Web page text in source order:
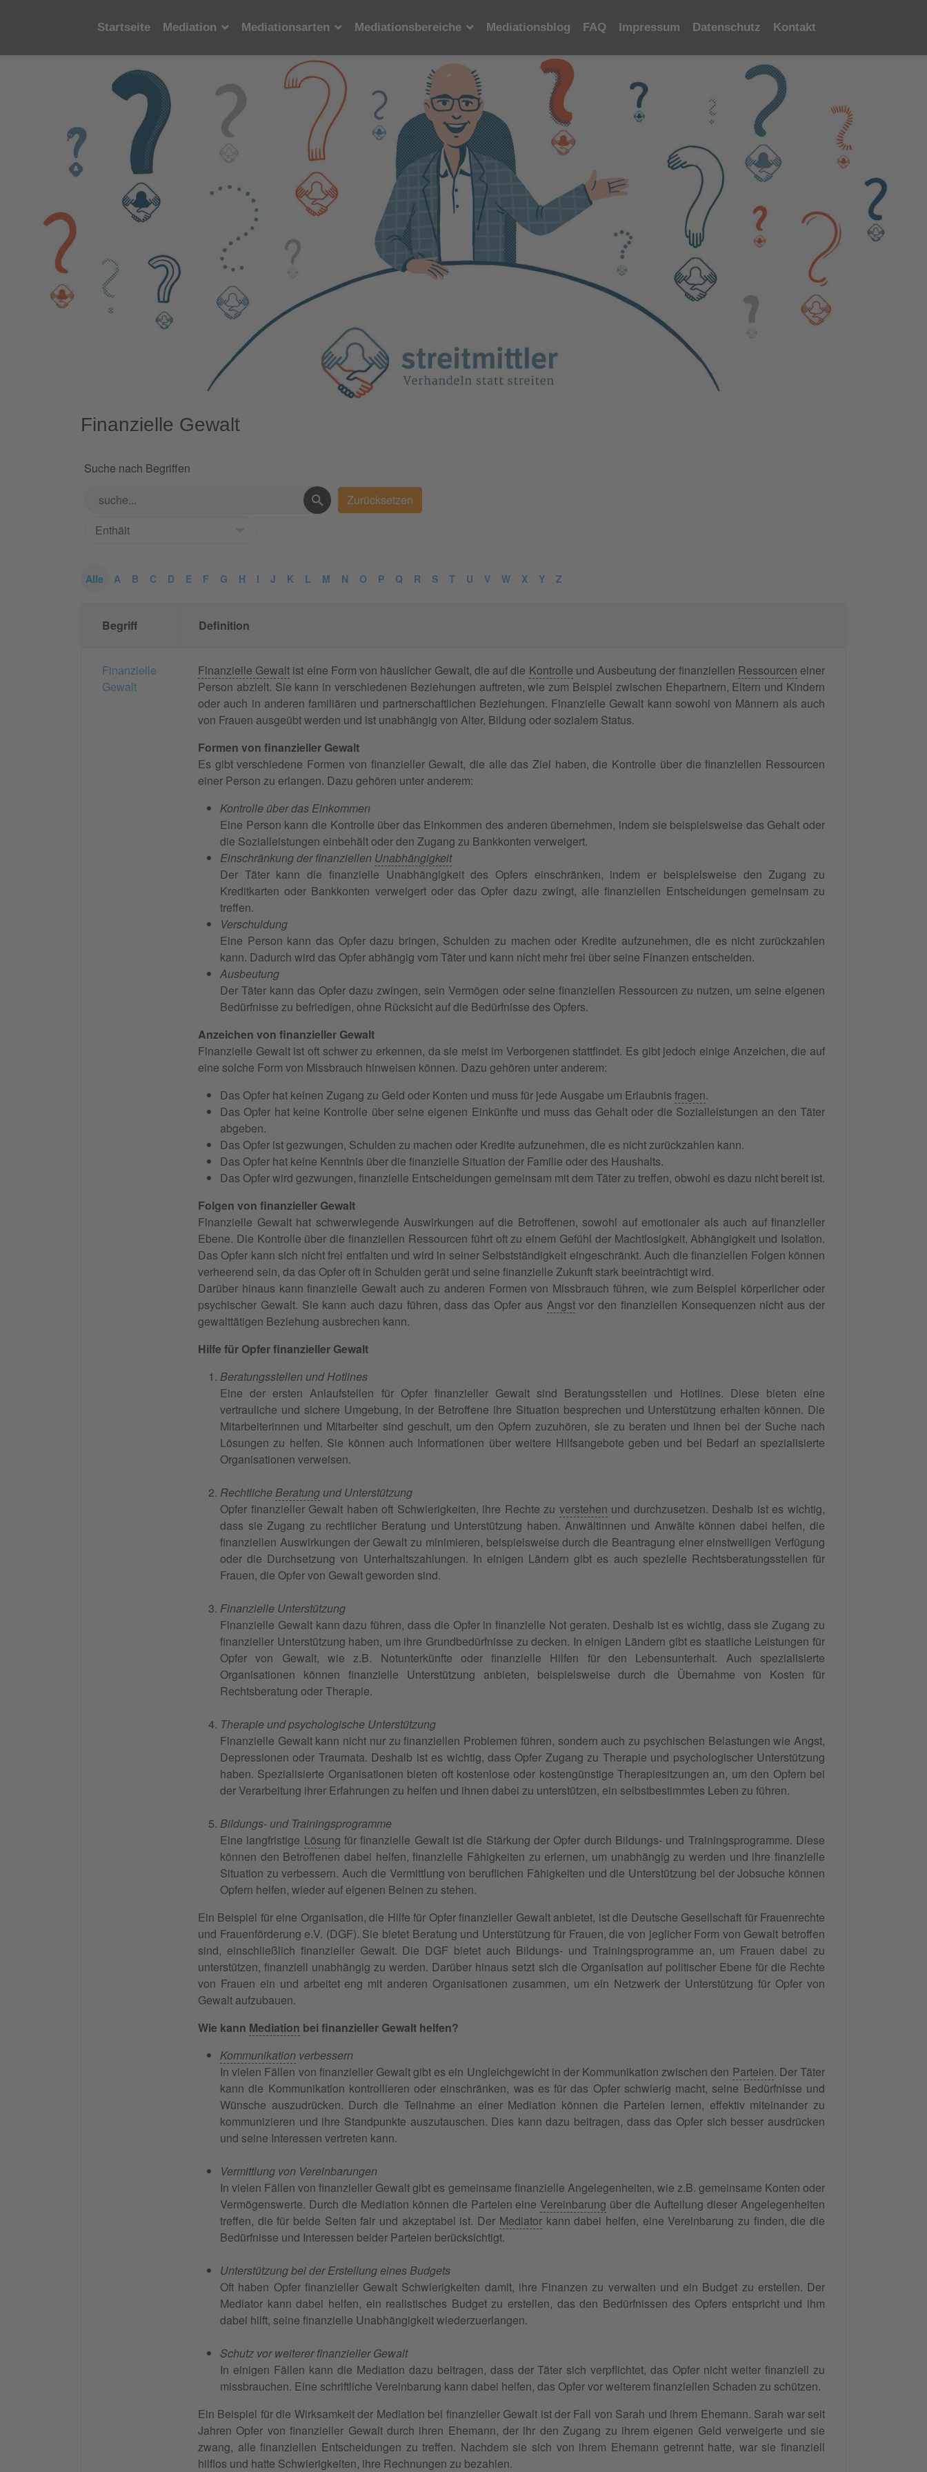
Startseite Mediation Mediationsarten Mediationsbereiche Mediationsblog FAQ Impressum Datenschutz Kontakt
Finanzielle Gewalt
Suche nach Begriffen
Alle A B C D E F G H I J K L M N O P Q R S T U V W X Y Z
Begriff Definition
Finanzielle
Gewalt
Finanzielle Gewalt ist eine Form von häuslicher Gewalt, die auf die Kontrolle und Ausbeutung der finanziellen Ressourcen einer
Person abzielt. Sie kann in verschiedenen Beziehungen auftreten, wie zum Beispiel zwischen Ehepartnern, Eltern und Kindern
oder auch in anderen familiären und partnerschaftlichen Beziehungen. Finanzielle Gewalt kann sowohl von Männern als auch
von Frauen ausgeübt werden und ist unabhängig von Alter, Bildung oder sozialem Status.
Formen von finanzieller Gewalt
Es gibt verschiedene Formen von finanzieller Gewalt, die alle das Ziel haben, die Kontrolle über die finanziellen Ressourcen
einer Person zu erlangen. Dazu gehören unter anderem:
Kontrolle über das Einkommen
Eine Person kann die Kontrolle über das Einkommen des anderen übernehmen, indem sie beispielsweise das Gehalt oder
die Sozialleistungen einbehält oder den Zugang zu Bankkonten verweigert.
Einschränkung der finanziellen Unabhängigkeit
Der Täter kann die finanzielle Unabhängigkeit des Opfers einschränken, indem er beispielsweise den Zugang zu
Kreditkarten oder Bankkonten verweigert oder das Opfer dazu zwingt, alle finanziellen Entscheidungen gemeinsam zu
treffen.
Verschuldung
Eine Person kann das Opfer dazu bringen, Schulden zu machen oder Kredite aufzunehmen, die es nicht zurückzahlen
kann. Dadurch wird das Opfer abhängig vom Täter und kann nicht mehr frei über seine Finanzen entscheiden.
Ausbeutung
Der Täter kann das Opfer dazu zwingen, sein Vermögen oder seine finanziellen Ressourcen zu nutzen, um seine eigenen
Bedürfnisse zu befriedigen, ohne Rücksicht auf die Bedürfnisse des Opfers.
Anzeichen von finanzieller Gewalt
Finanzielle Gewalt ist oft schwer zu erkennen, da sie meist im Verborgenen stattfindet. Es gibt jedoch einige Anzeichen, die auf
eine solche Form von Missbrauch hinweisen können. Dazu gehören unter anderem:
Das Opfer hat keinen Zugang zu Geld oder Konten und muss für jede Ausgabe um Erlaubnis fragen.
Das Opfer hat keine Kontrolle über seine eigenen Einkünfte und muss das Gehalt oder die Sozialleistungen an den Täter
abgeben.
Das Opfer ist gezwungen, Schulden zu machen oder Kredite aufzunehmen, die es nicht zurückzahlen kann.
Das Opfer hat keine Kenntnis über die finanzielle Situation der Familie oder des Haushalts.
Das Opfer wird gezwungen, finanzielle Entscheidungen gemeinsam mit dem Täter zu treffen, obwohl es dazu nicht bereit ist.
Folgen von finanzieller Gewalt
Finanzielle Gewalt hat schwerwiegende Auswirkungen auf die Betroffenen, sowohl auf emotionaler als auch auf finanzieller
Ebene. Die Kontrolle über die finanziellen Ressourcen führt oft zu einem Gefühl der Machtlosigkeit, Abhängigkeit und Isolation.
Das Opfer kann sich nicht frei entfalten und wird in seiner Selbstständigkeit eingeschränkt. Auch die finanziellen Folgen können
verheerend sein, da das Opfer oft in Schulden gerät und seine finanzielle Zukunft stark beeinträchtigt wird.
Darüber hinaus kann finanzielle Gewalt auch zu anderen Formen von Missbrauch führen, wie zum Beispiel körperlicher oder
psychischer Gewalt. Sie kann auch dazu führen, dass das Opfer aus Angstvor den finanziellen Konsequenzen nicht aus der
gewalttätigen Beziehung ausbrechen kann.
Hilfe für Opfer finanzieller Gewalt
Beratungsstellen und Hotlines
Eine der ersten Anlaufstellen für Opfer finanzieller Gewalt sind Beratungsstellen und Hotlines. Diese bieten eine
vertrauliche und sichere Umgebung, in der Betroffene ihre Situation besprechen und Unterstützung erhalten können. Die
Mitarbeiterinnen und Mitarbeiter sind geschult, um den Opfern zuzuhören, sie zu beraten und ihnen bei der Suche nach
Lösungen zu helfen. Sie können auch Informationen über weitere Hilfsangebote geben und bei Bedarf an spezialisierte
Organisationen verweisen.
RechtlicheBeratung und Unterstützung
Opfer finanzieller Gewalt haben oft Schwierigkeiten, ihre Rechte zu verstehen und durchzusetzen. Deshalb ist es wichtig,
dass sie Zugang zu rechtlicher Beratung und Unterstützung haben. Anwältinnen und Anwälte können dabei helfen, die
finanziellen Auswirkungen der Gewalt zu minimieren, beispielsweise durch die Beantragung einer einstweiligen Verfügung
oder die Durchsetzung von Unterhaltszahlungen. In einigen Ländern gibt es auch spezielle Rechtsberatungsstellen für
Frauen, die Opfer von Gewalt geworden sind.
Finanzielle Unterstützung
Finanzielle Gewalt kann dazu führen, dass die Opfer in finanzielle Not geraten. Deshalb ist es wichtig, dass sie Zugang zu
finanzieller Unterstützung haben, um ihre Grundbedürfnisse zu decken. In einigen Ländern gibt es staatliche Leistungen für
Opfer von Gewalt, wie z.B. Notunterkünfte oder finanzielle Hilfen für den Lebensunterhalt. Auch spezialisierte
Organisationen können finanzielle Unterstützung anbieten, beispielsweise durch die Übernahme von Kosten für
Rechtsberatung oder Therapie.
Therapie und psychologische Unterstützung
Finanzielle Gewalt kann nicht nur zu finanziellen Problemen führen, sondern auch zu psychischen Belastungen wie Angst,
Depressionen oder Traumata. Deshalb ist es wichtig, dass Opfer Zugang zu Therapie und psychologischer Unterstützung
haben. Spezialisierte Organisationen bieten oft kostenlose oder kostengünstige Therapiesitzungen an, um den Opfern bei
der Verarbeitung ihrer Erfahrungen zu helfen und ihnen dabei zu unterstützen, ein selbstbestimmtes Leben zu führen.
Bildungs- und Trainingsprogramme
Eine langfristige Lösung für finanzielle Gewalt ist die Stärkung der Opfer durch Bildungs- und Trainingsprogramme. Diese
können den Betroffenen dabei helfen, finanzielle Fähigkeiten zu erlernen, um unabhängig zu werden und ihre finanzielle
Situation zu verbessern. Auch die Vermittlung von beruflichen Fähigkeiten und die Unterstützung bei der Jobsuche können
Opfern helfen, wieder auf eigenen Beinen zu stehen.
Ein Beispiel für eine Organisation, die Hilfe für Opfer finanzieller Gewalt anbietet, ist die Deutsche Gesellschaft für Frauenrechte
und Frauenförderung e.V. (DGF). Sie bietet Beratung und Unterstützung für Frauen, die von jeglicher Form von Gewalt betroffen
sind, einschließlich finanzieller Gewalt. Die DGF bietet auch Bildungs- und Trainingsprogramme an, um Frauen dabei zu
unterstützen, finanziell unabhängig zu werden. Darüber hinaus setzt sich die Organisation auf politischer Ebene für die Rechte
von Frauen ein und arbeitet eng mit anderen Organisationen zusammen, um ein Netzwerk der Unterstützung für Opfer von
Gewalt aufzubauen.
Wie kann Mediation bei finanzieller Gewalt helfen?
Kommunikation verbessern
In vielen Fällen von finanzieller Gewalt gibt es ein Ungleichgewicht in der Kommunikation zwischen den Parteien. Der Täter
kann die Kommunikation kontrollieren oder einschränken, was es für das Opfer schwierig macht, seine Bedürfnisse und
Wünsche auszudrücken. Durch die Teilnahme an einer Mediation können die Parteien lernen, effektiv miteinander zu
kommunizieren und ihre Standpunkte auszutauschen. Dies kann dazu beitragen, dass das Opfer sich besser ausdrücken
und seine Interessen vertreten kann.
Vermittlung von Vereinbarungen
In vielen Fällen von finanzieller Gewalt gibt es gemeinsame finanzielle Angelegenheiten, wie z.B. gemeinsame Konten oder
Vermögenswerte. Durch die Mediation können die Parteien eine Vereinbarung über die Aufteilung dieser Angelegenheiten
treffen, die für beide Seiten fair und akzeptabel ist. Der Mediatorkann dabei helfen, eine Vereinbarung zu finden, die die
Bedürfnisse und Interessen beider Parteien berücksichtigt.
Unterstützung bei der Erstellung eines Budgets
Oft haben Opfer finanzieller Gewalt Schwierigkeiten damit, ihre Finanzen zu verwalten und ein Budget zu erstellen. Der
Mediator kann dabei helfen, ein realistisches Budget zu erstellen, das den Bedürfnissen des Opfers entspricht und ihm
dabei hilft, seine finanzielle Unabhängigkeit wiederzuerlangen.
Schutz vor weiterer finanzieller Gewalt
In einigen Fällen kann die Mediation dazu beitragen, dass der Täter sich verpflichtet, das Opfer nicht weiter finanziell zu
missbrauchen. Eine schriftliche Vereinbarung kann dabei helfen, das Opfer vor weiterem finanziellen Schaden zu schützen.
Ein Beispiel für die Wirksamkeit der Mediation bei finanzieller Gewalt ist der Fall von Sarah und ihrem Ehemann. Sarah war seit
Jahren Opfer von finanzieller Gewalt durch ihren Ehemann, der ihr den Zugang zu ihrem eigenen Geld verweigerte und sie
zwang, alle finanziellen Entscheidungen zu treffen. Nachdem sie sich von ihrem Ehemann getrennt hatte, war sie finanziell
hilflos und hatte Schwierigkeiten, ihre Rechnungen zu bezahlen.